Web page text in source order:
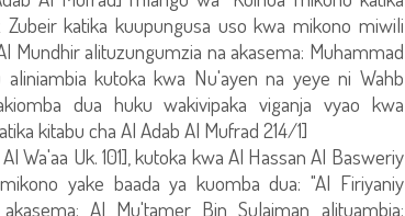
katika kuupungusa uso kwa mikono miwili
Mundhir alituzungumzia na akasema: Muhammad
kutoka kwa Nu'ayen na yeye ni Wahb
dua huku wakivipaka viganja vyao kwa
kitabu cha Al Adab Al Mufrad 214/1]
Wa'aa Uk. 101], kutoka kwa Al Hassan Al Basweriy
yake baada ya kuomba dua: "Al Firiyaniy
Al Mu'tamer Bin Sulaiman alituambia: